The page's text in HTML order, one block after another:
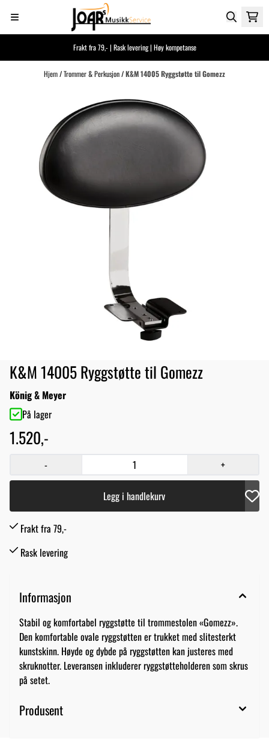
Hopp til innhold
Frakt fra 79,- | Rask levering | Høy kompetanse
Hjem/Trommer & Perkusjon/K&M 14005 Ryggstøtte til Gomezz
K&M 14005 Ryggstøtte til Gomezz
König & Meyer
På lager
1.520,-
- +
Legg i handlekurv
Frakt fra 79,-
Rask levering
Informasjon
Stabil og komfortabel ryggstøtte til trommestolen «Gomezz».
Den komfortable ovale ryggstøtten er trukket med slitesterkt
kunstskinn. Høyde og dybde på ryggstøtten kan justeres med
skruknotter. Leveransen inkluderer ryggstøtteholderen som skrus
på setet.
Produsent